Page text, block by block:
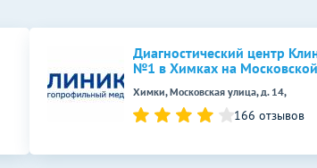
1900р.
-
Без контраста С контрастом
Диагностический центр
№1 в Химках на Московской
Химки, Московская улица, д. 14,
166 отзывов